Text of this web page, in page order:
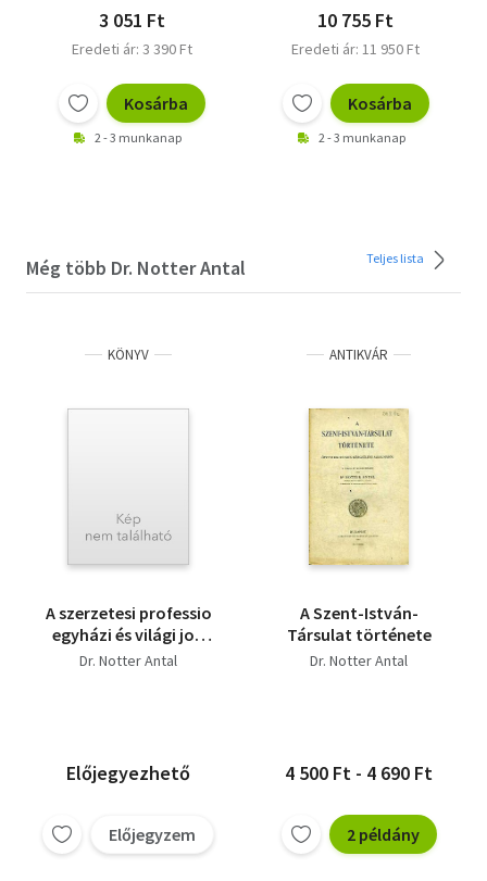
3 051 Ft
Eredeti ár: 3 390 Ft
Kosárba
2 - 3 munkanap
10 755 Ft
Eredeti ár: 11 950 Ft
Kosárba
2 - 3 munkanap
Még több Dr. Notter Antal Teljes lista
KÖNYV
A szerzetesi professio
egyházi és világi jog
szerint
Dr. Notter Antal
Előjegyezhető
Előjegyzem
ANTIKVÁR
A Szent-István-
Társulat története
Dr. Notter Antal
4 500 Ft - 4 690 Ft
2 példány